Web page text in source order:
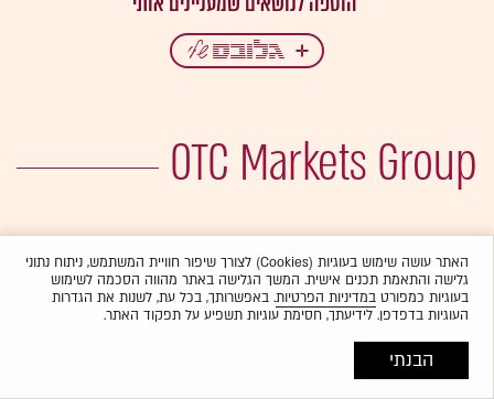
OTC Markets Group
האתר עושה שימוש בעוגיות (Cookies) לצורך שיפור חוויית המשתמש, ניתוח נתוני
גלישה והתאמת תכנים אישית. המשך הגלישה באתר מהווה הסכמה לשימוש
בעוגיות כמפורטבמדיניות הפרטיות. באפשרותך, בכל עת, לשנות את הגדרות
העוגיות בדפדפן. לידיעתך, חסימת עוגיות תשפיע על תפקוד האתר.
הבנתי